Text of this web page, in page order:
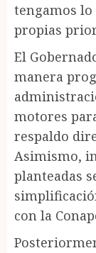
tengamos lo
propias
El
manera
motores
respaldo
Asimismo,
planteadas
con la